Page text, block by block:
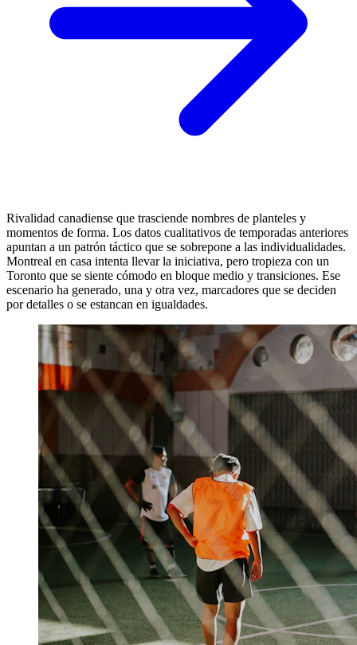
Rivalidad canadiense que trasciende nombres de planteles y
momentos de forma. Los datos cualitativos de temporadas anteriores
apuntan a un patrón táctico que se sobrepone a las individualidades.
Montreal en casa intenta llevar la iniciativa, pero tropieza con un
Toronto que se siente cómodo en bloque medio y transiciones. Ese
escenario ha generado, una y otra vez, marcadores que se deciden
por detalles o se estancan en igualdades.